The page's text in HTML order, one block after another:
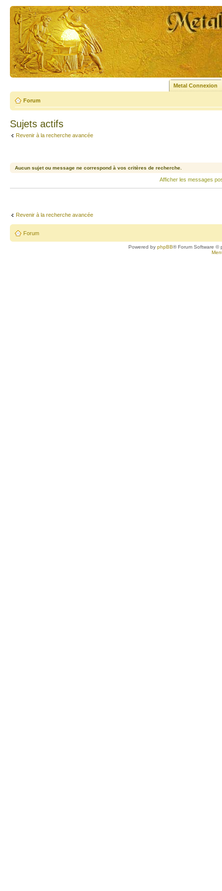
Metal Connexion
Forum
Sujets actifs
Revenir à la recherche avancée
Aucun sujet ou message ne correspond à vos critères de recherche.
Afficher les messages
Revenir à la recherche avancée
Forum
Powered byphpBB® Forum Software ©